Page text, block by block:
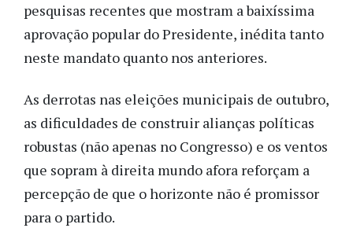
pesquisas recentes que mostram a baixíssima
aprovação popular do Presidente, inédita tanto
neste mandato quanto nos anteriores.
As derrotas nas eleições municipais de outubro,
as dificuldades de construir alianças políticas
robustas (não apenas no Congresso) e os ventos
que sopram à direita mundo afora reforçam a
percepção de que o horizonte não é promissor
para o partido.